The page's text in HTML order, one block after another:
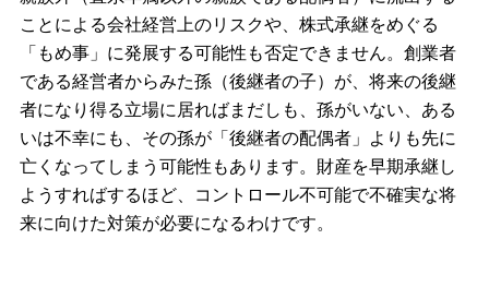
ことによる会社経営上のリスクや、株式承継をめぐる
「もめ事」に発展する可能性も否定できません。創業者
である経営者からみた孫（後継者の子）が、将来の後継
者になり得る立場に居ればまだしも、孫がいない、ある
いは不幸にも、その孫が「後継者の配偶者」よりも先に
亡くなってしまう可能性もあります。財産を早期承継し
ようすればするほど、コントロール不可能で不確実な将
来に向けた対策が必要になるわけです。